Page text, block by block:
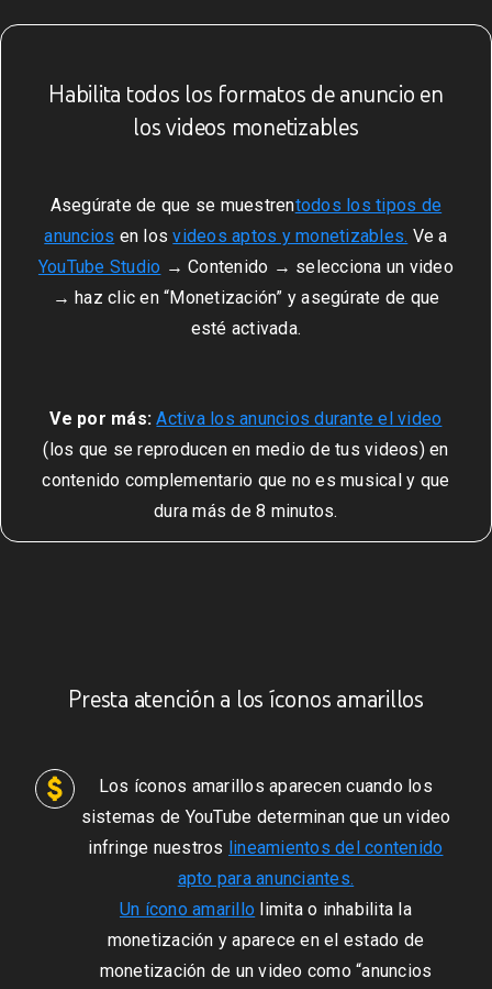
Habilita todos los formatos de anuncio en
los videos monetizables
Asegúrate de que se muestrentodos los tipos de
anuncios en losvideos aptos y monetizables. Ve a
YouTube Studio → Contenido → selecciona un video
→ haz clic en “Monetización” y asegúrate de que
esté activada.
Ve por más: Activa los anuncios durante el video
(los que se reproducen en medio de tus videos) en
contenido complementario que no es musical y que
dura más de 8 minutos.
Presta atención a los íconos amarillos
Los íconos amarillos aparecen cuando los
sistemas de YouTube determinan que un video
infringe nuestros lineamientos del contenido
apto para anunciantes.
Un ícono amarillo limita o inhabilita la
monetización y aparece en el estado de
monetización de un video como “anuncios